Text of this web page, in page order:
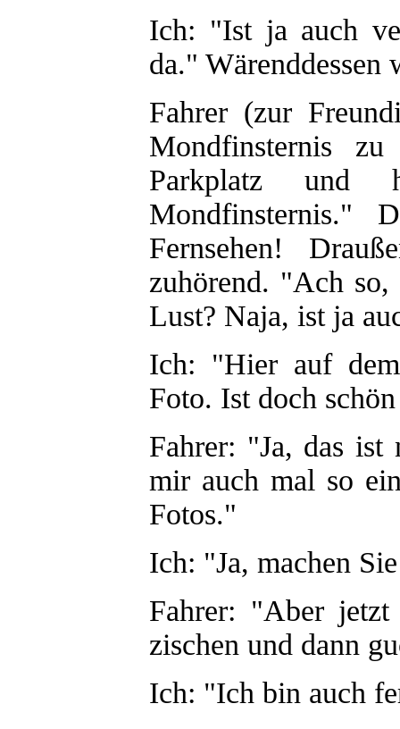
Ich: "Ist ja auch
da." Wärenddessen
Fahrer (zur
Mondfinsternis
Parkplatz und
Mondfinsternis."
Fernsehen!
zuhörend. "Ach
Lust? Naja, ist ja
Ich: "Hier auf
Foto. Ist doch
Fahrer: "Ja, das
mir auch mal so
Fotos."
Ich: "Ja, machen
Fahrer: "Aber
zischen und dann
Ich: "Ich bin auch